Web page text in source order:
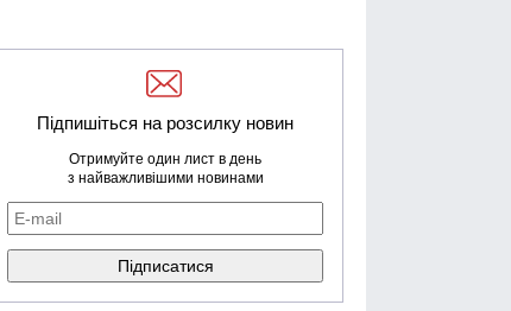
Підпишіться на розсилку новин
Отримуйте один лист в день
з найважливішими новинами